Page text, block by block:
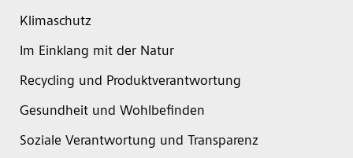
Klimaschutz
Im Einklang mit der Natur
Recycling und Produktverantwortung
Gesundheit und Wohlbefinden
Soziale Verantwortung und Transparenz